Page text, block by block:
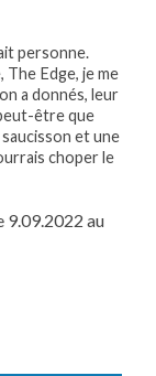
personne.
The Edge, je me
a donnés, leur
être que
et une
choper le
9.09.2022 au